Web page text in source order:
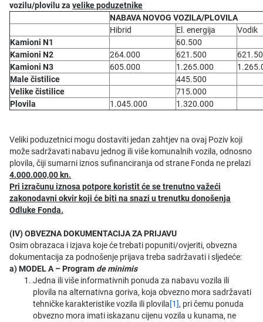
vozilu/plovilu za velike poduzetnike
NABAVA NOVOG VOZILA/PLOVILA
Hibrid
El. energija
Vodik
Kamioni N1
60.500
Kamioni N2
264.000 621.500
Kamioni N3
605.000 1.265.000
Male čistilice
445.500
Velike čistilice
715.000
Plovila
1.045.000 1.320.000
Veliki poduzetnici mogu dostaviti jedan zahtjev na ovaj Poziv koji
može sadržavati nabavu jednog ili više komunalnih vozila, odnosno
plovila, čiji sumarni iznos sufinanciranja od strane Fonda ne prelazi
4.000.000,00 kn.
Pri izračunu iznosa potpore koristit će se trenutno važeći
zakonodavni okvir koji će biti na snazi u trenutku donošenja
Odluke Fonda.
(IV) OBVEZNA DOKUMENTACIJA ZA PRIJAVU
Osim obrazaca i izjava koje će trebati popuniti/ovjeriti, obvezna
dokumentacija za podnošenje prijava treba sadržavati i sljedeće:
a) MODEL A – Program de minimis
Jedna ili više informativnih ponuda za nabavu vozila ili
plovila na alternativna goriva, koja obvezno mora sadržavati
tehničke karakteristike vozila ili plovila[1], pri čemu ponuda
obvezno mora imati iskazanu cijenu vozila u kunama, ne